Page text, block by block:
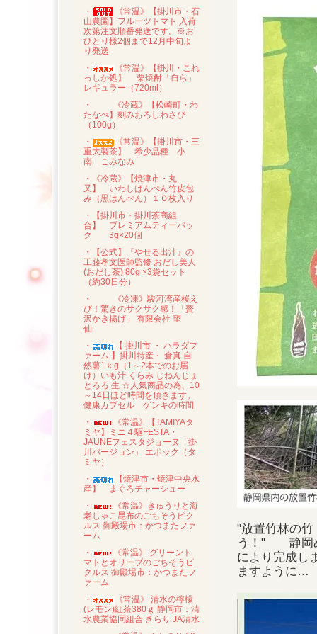
・
《常温》【掛川市・石
山農園】フルーツトマト 入荷
次第注文順番発送です。※お
ひとり様2個まで12月中旬よ
り発送
・
《常温》【掛川・これ
っしか処】 栗焼酎「自ら」
レギュラー（720ml）
・
《冷蔵》【松崎町・わ
たなべ】刻みおろしわさび
（100g）
・
《常温》【掛川市・三
重大製茶】 希少品種 小
南 こみなみ
・《冷蔵》【焼津市・丸
又】 いわしはんぺん竹皮包
み（黒はんぺん）１０枚入り
・【掛川市・掛川茶商組
合】 プレミアムティーバッ
ク 3g×20個
・【公式】『やせる出汁』の
工藤孝文医師監修 おだし美人
(おだし茶) 80g ×3袋セット
（約30日分）
・
《冷凍》駿河湾産桜え
び！驚きのサクサク感！「贅
沢かき揚げ」 有限会社 望
仙
・
【 掛川市 ・ ハラダフ
ァーム 】掛川特産・ 倉真 自
然薯1ｋg（1～2本でのお届
け）いも汁 くらみ じねんじょ
とろろ 生 ☆人気商品の為、10
～14日ほど時間を頂きます。
健康カプセル ゲンキの時間
・
《常温》【TAMIYAタ
ミヤ】ミニ４駆FESTA・
JAUNEフェスタジョーヌ「掛
川バージョン」 エポック（タ
ミヤ）
・
【焼津市・焼津中央水
産】 まぐろチャーシュー
・
《常温》きゅうりと海
老じゃこ昆布のごちそうピク
ルス 御殿場市：かつまたファ
ーム
・
《常温》 グリーント
マトとオリーブのごちそうピ
クルス 御殿場市：かつまたフ
ァーム
・
《常温》 清水の檸檬
(レモン)紅茶380ｇ 静岡市：清
水農業協同組合 きらり JA清水
"放置竹林の
う！" 静岡め
により完成
ますように…